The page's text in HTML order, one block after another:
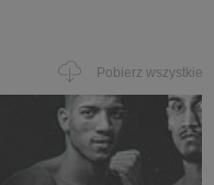
Pobierz wszystkie